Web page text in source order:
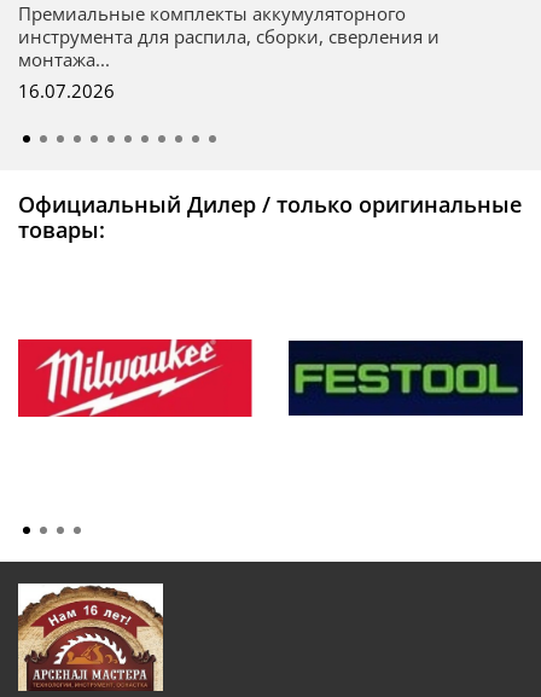
Премиальные комплекты аккумуляторного
инструмента для распила, сборки, сверления и
монтажа...
16.07.2026
Официальный Дилер / только оригинальные
товары: